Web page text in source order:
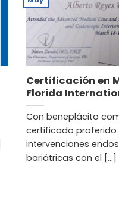
Certificación en
Florida
Con beneplácito
certificado proferido
intervenciones
bariátricas con el [...]